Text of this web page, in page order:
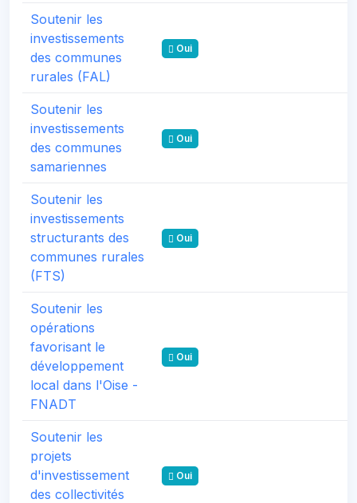
Soutenir les
investissements
des communes
rurales (FAL)
Oui
Soutenir les
investissements
des communes
samariennes
Oui
Soutenir les
investissements
structurants des
communes rurales
(FTS)
Oui
Soutenir les
opérations
favorisant le
développement
local dans l'Oise -
FNADT
Oui
Soutenir les
projets
d'investissement
des collectivités
Oui